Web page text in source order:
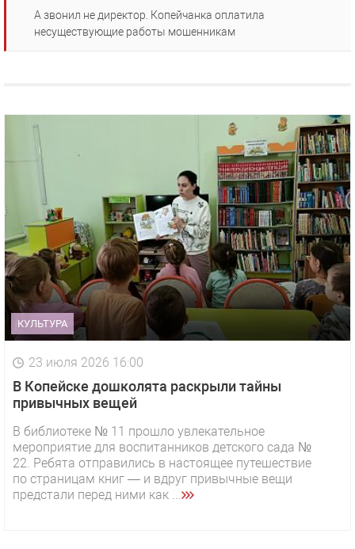
А звонил не директор. Копейчанка оплатила
несуществующие работы мошенникам
КУЛЬТУРА
23 июля 2026 16:00
В Копейске дошколята раскрыли тайны
привычных вещей
В библиотеке № 11 прошло увлекательное
мероприятие для воспитанников детского сада №
22. Ребята отправились в настоящее путешествие
по страницам книг — и вдруг привычные вещи
предстали перед ними как ...